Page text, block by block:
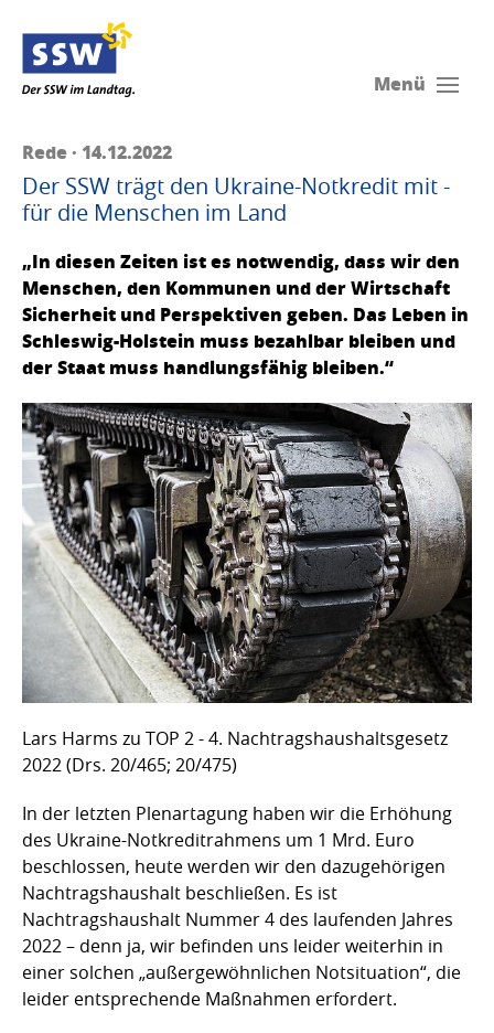
Menü
Rede · 14.12.2022
Der SSW trägt den Ukraine-Notkredit mit -
für die Menschen im Land
„In diesen Zeiten ist es notwendig, dass wir den
Menschen, den Kommunen und der Wirtschaft
Sicherheit und Perspektiven geben. Das Leben in
Schleswig-Holstein muss bezahlbar bleiben und
der Staat muss handlungsfähig bleiben.“
Lars Harms zu TOP 2 - 4. Nachtragshaushaltsgesetz
2022 (Drs. 20/465; 20/475)
In der letzten Plenartagung haben wir die Erhöhung
des Ukraine-Notkreditrahmens um 1 Mrd. Euro
beschlossen, heute werden wir den dazugehörigen
Nachtragshaushalt beschließen. Es ist
Nachtragshaushalt Nummer 4 des laufenden Jahres
2022 – denn ja, wir befinden uns leider weiterhin in
einer solchen „außergewöhnlichen Notsituation“, die
leider entsprechende Maßnahmen erfordert.